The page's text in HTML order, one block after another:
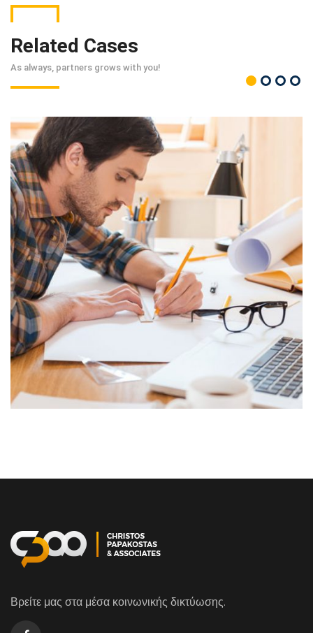
Related Cases
As always, partners grows with you!
Βρείτε μας στα μέσα κοινωνικής δικτύωσης.